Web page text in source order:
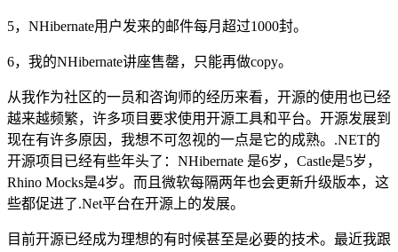
5，NHibernate用户发来的邮件每月超过1000封。
6，我的NHibernate讲座售罄，只能再做copy。
从我作为社区的一员和咨询师的经历来看，开源的使用也已经
越来越频繁，许多项目要求使用开源工具和平台。开源发展到
现在有许多原因，我想不可忽视的一点是它的成熟。.NET的
开源项目已经有些年头了：NHibernate 是6岁，Castle是5岁，
Rhino Mocks是4岁。而且微软每隔两年也会更新升级版本，这
些都促进了.Net平台在开源上的发展。
目前开源已经成为理想的有时候甚至是必要的技术。最近我跟